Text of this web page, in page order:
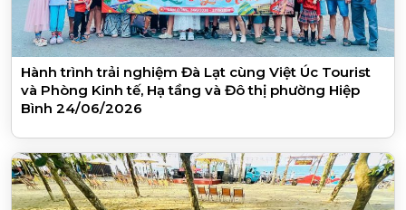
Hành trình trải nghiệm Đà Lạt cùng Việt Úc Tourist
và Phòng Kinh tế, Hạ tầng và Đô thị phường Hiệp
Bình 24/06/2026